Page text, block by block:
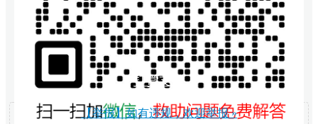
打赏支持
【举报】如有违规，欢迎举报 »